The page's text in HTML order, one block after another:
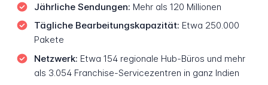
Jährliche Sendungen: Mehr als 120 Millionen
Tägliche Bearbeitungskapazität: Etwa 250.000
Pakete
Netzwerk: Etwa 154 regionale Hub-Büros und mehr
als 3.054 Franchise-Servicezentren in ganz Indien